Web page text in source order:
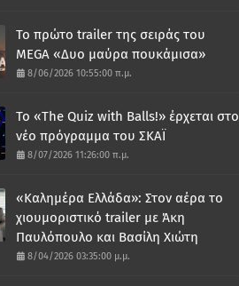
Το πρώτο trailer της σειράς του
MEGA «Δυο μαύρα πουκάμισα»
8/06/2026 10:55:00 π.μ.
Το «The Quiz with Balls!» έρχεται στο
νέο πρόγραμμα του ΣΚΑΪ
8/07/2026 11:26:00 π.μ.
«Καλημέρα Ελλάδα»: Στον αέρα το
χιουμοριστικό trailer με Άκη
Παυλόπουλο και Βασίλη Χιώτη
8/04/2026 03:35:00 μ.μ.